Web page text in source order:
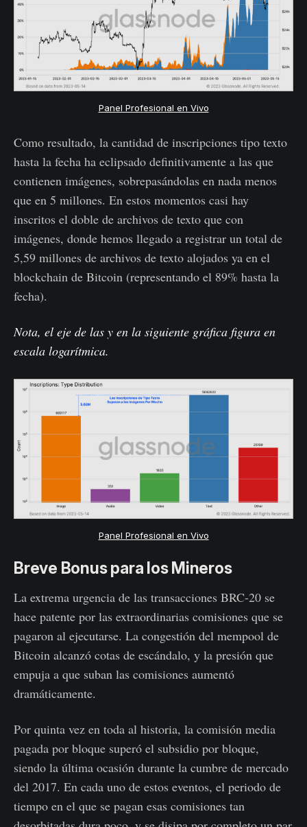
Panel Profesional en Vivo
Como resultado, la cantidad de inscripciones tipo texto
hasta la fecha ha eclipsado definitivamente a las que
contienen imágenes, sobrepasándolas en nada menos
que en 5 millones. En estos momentos casi hay
inscritos el doble de archivos de texto que con
imágenes, donde hemos llegado a registrar un total de
5,59 millones de archivos de texto alojados ya en el
blockchain de Bitcoin (representando el 89% hasta la
fecha).
Nota, el eje de las y en la siguiente gráfica figura en
escala logarítmica.
Panel Profesional en Vivo
Breve Bonus para los Mineros
La extrema urgencia de las transacciones BRC-20 se
hace patente por las extraordinarias comisiones que se
pagaron al ejecutarse. La congestión del mempool de
Bitcoin alcanzó cotas de escándalo, y la presión que
empuja a que suban las comisiones aumentó
dramáticamente.
Por quinta vez en toda al historia, la comisión media
pagada por bloque superó el subsidio por bloque,
siendo la última ocasión durante la cumbre de mercado
del 2017. En cada uno de estos eventos, el periodo de
tiempo en el que se pagan esas comisiones tan